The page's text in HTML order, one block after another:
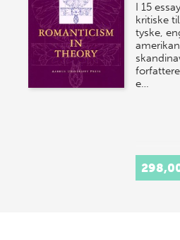
I 15
kritiske
tyske,
e…